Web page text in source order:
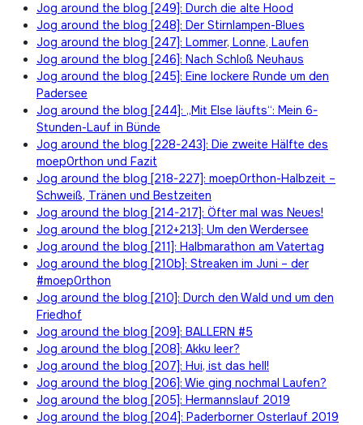
Jog around the blog [249]: Durch die alte Hood
Jog around the blog [248]: Der Stirnlampen-Blues
Jog around the blog [247]: Lommer, Lonne, Laufen
Jog around the blog [246]: Nach Schloß Neuhaus
Jog around the blog [245]: Eine lockere Runde um den
Padersee
Jog around the blog [244]: „Mit Else läufts“: Mein 6-
Stunden-Lauf in Bünde
Jog around the blog [228-243]: Die zweite Hälfte des
moep0rthon und Fazit
Jog around the blog [218-227]: moep0rthon-Halbzeit –
Schweiß, Tränen und Bestzeiten
Jog around the blog [214-217]: Öfter mal was Neues!
Jog around the blog [212+213]: Um den Werdersee
Jog around the blog [211]: Halbmarathon am Vatertag
Jog around the blog [210b]: Streaken im Juni – der
#moep0rthon
Jog around the blog [210]: Durch den Wald und um den
Friedhof
Jog around the blog [209]: BALLERN #5
Jog around the blog [208]: Akku leer?
Jog around the blog [207]: Hui, ist das hell!
Jog around the blog [206]: Wie ging nochmal Laufen?
Jog around the blog [205]: Hermannslauf 2019
Jog around the blog [204]: Paderborner Osterlauf 2019